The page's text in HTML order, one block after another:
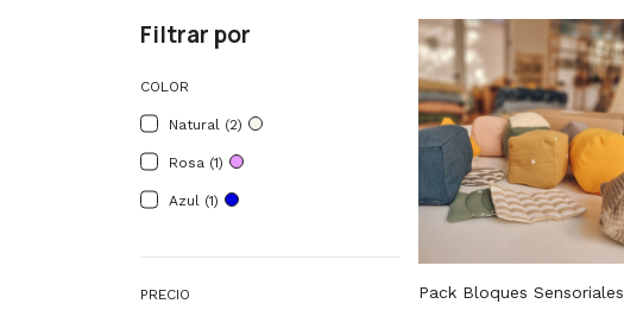
Filtrar por
COLOR
Natural (2)
Rosa (1)
Azul (1)
PRECIO
Pack Bloques Sensoriales